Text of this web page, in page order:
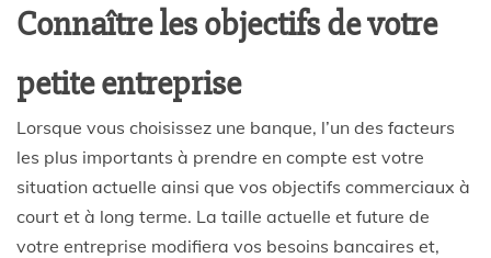
Connaître les objectifs de votre
petite entreprise
Lorsque vous choisissez une banque, l’un des facteurs
les plus importants à prendre en compte est votre
situation actuelle ainsi que vos objectifs commerciaux à
court et à long terme. La taille actuelle et future de
votre entreprise modifiera vos besoins bancaires et,